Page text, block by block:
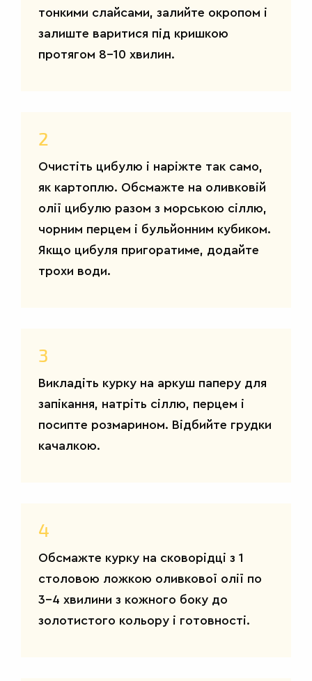
тонкими слайсами, залийте окропом і
залиште варитися під кришкою
протягом 8-10 хвилин.
2
Очистіть цибулю і наріжте так само,
як картоплю. Обсмажте на оливковій
олії цибулю разом з морською сіллю,
чорним перцем і бульйонним кубиком.
Якщо цибуля пригоратиме, додайте
трохи води.
3
Викладіть курку на аркуш паперу для
запікання, натріть сіллю, перцем і
посипте розмарином. Відбийте грудки
качалкою.
4
Обсмажте курку на сковорідці з 1
столовою ложкою оливкової олії по
3-4 хвилини з кожного боку до
золотистого кольору і готовності.